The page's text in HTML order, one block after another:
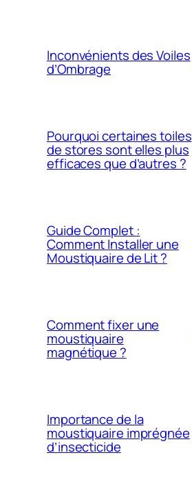
Inconvénients des Voiles
d’Ombrage
Pourquoi certaines toiles
de stores sont elles plus
efficaces que d’autres ?
Guide Complet :
Comment Installer une
Moustiquaire de Lit ?
Comment fixer une
moustiquaire
magnétique ?
Importance de la
moustiquaire imprégnée
d’insecticide